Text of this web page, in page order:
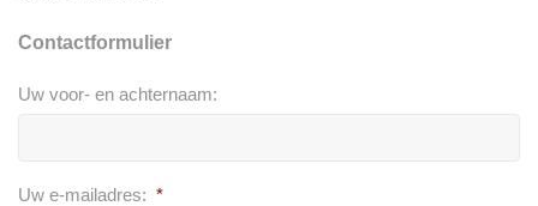
Contactformulier
Uw voor- en achternaam:
Uw e-mailadres: *